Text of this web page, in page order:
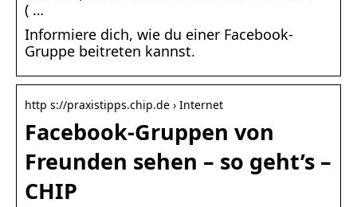
( …
Informiere dich, wie du einer Facebook-
Gruppe beitreten kannst.
http s://praxistipps.chip.de › Internet
Facebook-Gruppen von
Freunden sehen – so geht’s –
CHIP